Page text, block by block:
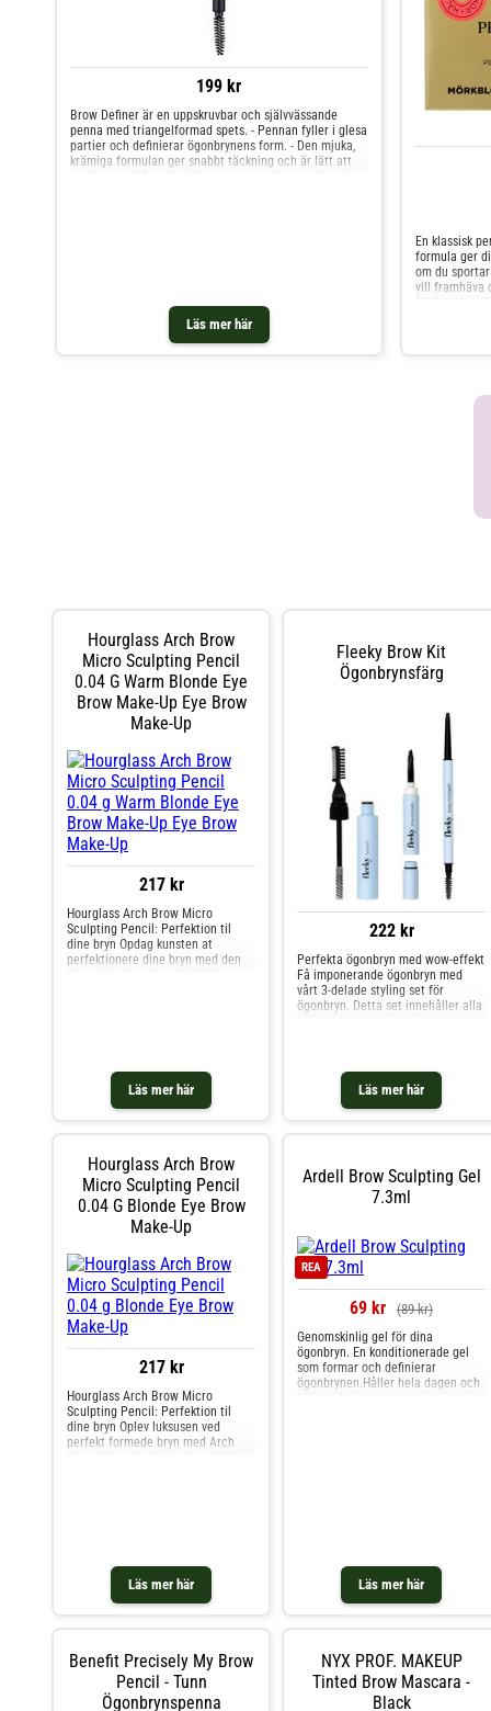
199 kr
Läs mer här
Brow Definer är en uppskruvbar och självvässande
penna med triangelformad spets. - Pennan fyller i glesa
partier och definierar ögonbrynens form. - Den mjuka,
krämiga formulan ger snabbt täckning och är lätt att
borsta igenom brynen.
En klassisk
formula ger
om du
vill framhäva
med, samt
färgningar.
addera
kortare
noga med
är färdig ska
lägg på så
försiktig så
minuter
längre tid
skölj noga
anlag för
vatten. Om
kontakt med
produkten
inte avsedd
Temporära
för allergier.
ansiktet eller
reagerat på
på en
+ Coloran
Hourglass Arch Brow
Micro Sculpting Pencil
0.04 G Warm Blonde Eye
Brow Make-Up Eye Brow
Make-Up
217 kr
Läs mer här
Hourglass Arch Brow Micro
Sculpting Pencil: Perfektion til
dine bryn Opdag kunsten at
perfektionere dine bryn med den
Fleeky Brow Kit
Ögonbrynsfärg
222 kr
Läs mer här
Perfekta ögonbryn med wow-effekt
Få imponerande ögonbryn med
vårt 3-delade styling set för
ögonbryn. Detta set innehåller alla
medan pomadan ger dem djup och
fyller i luckor perfekt. Micropen
gör att du kan följa enskilda
långvarig fixering 1 x Brow Pomade
- ger färg och fyllighet 1 x Brow
Micropen - exakt spårning av
ögonbrynspennor innehåller allt du
behöver för perfekt stylade bryn.
Oavsett om du föredrar en naturlig
eller dramatisk look anpassar sig
vårt set till dina behov.
Produkterna är vattenfasta och
erbjuder en rad olika färger som
passar alla ögonbrynsfärger.
Hourglass Arch Brow
Micro Sculpting Pencil
0.04 G Blonde Eye Brow
Make-Up
217 kr
Läs mer här
Hourglass Arch Brow Micro
Sculpting Pencil: Perfektion til
dine bryn Oplev luksusen ved
perfekt formede bryn med Arch
Ardell Brow Sculpting Gel
7.3ml
REA
69 kr (89 kr)
Läs mer här
Genomskinlig gel för dina
ögonbryn. En konditionerade gel
som formar och definierar
ögonbrynen.Håller hela dagen och
Benefit Precisely My Brow
Pencil - Tunn
Ögonbrynspenna
NYX PROF. MAKEUP
Tinted Brow Mascara -
Black